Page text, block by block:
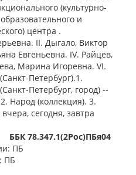
(культурно-
и
центра .
II. Дыгало, Виктор
Евгеньевна. IV. Райцев,
Марина Игоревна. VI.
Петербург).1.
Петербург, город) --
Народ (коллекция). 3.
сегодня, завтра
ББК 78.347.1(2Рос)ПБя04
ПБ
ПБ